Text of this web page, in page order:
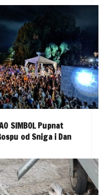
SIMBOL Pupnat
od Sniga i Dan